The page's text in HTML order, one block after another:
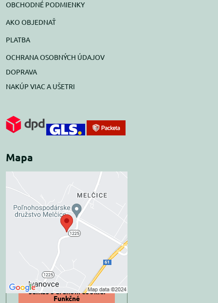
OBCHODNÉ PODMIENKY
AKO OBJEDNAŤ
PLATBA
OCHRANA OSOBNÝCH ÚDAJOV
DOPRAVA
NAKÚP VIAC A UŠETRI
Mapa
Externý obsah je
blokovaný Voľbami
súkromia
Prajete si načítať externý obsah?
Povoliť tentokrát
Povoliť a zapamätať -
súhlas s druhom cookie:
Funkčné